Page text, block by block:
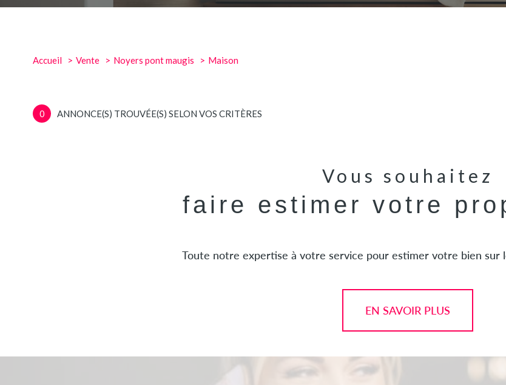
Accueil Vente Noyers pont maugis Maison
0 ANNONCE(S) TROUVÉE(S) SELON VOS CRITÈRES
Vous souhaitez
faire estimer votre
Toute notre expertise à votre service pour estimer votre bien sur
EN SAVOIR PLUS